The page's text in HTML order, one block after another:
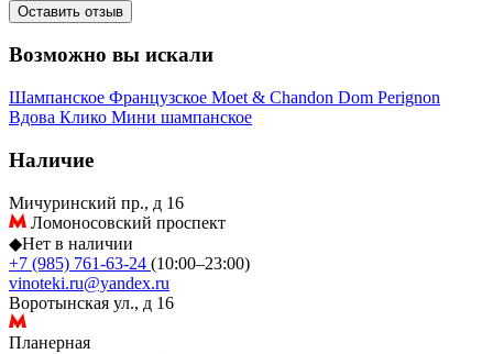
Оставить отзыв
Возможно вы искали
Шампанское Французское Moet & Chandon Dom Perignon
Вдова Клико Мини шампанское
Наличие
Мичуринский пр., д 16
Ломоносовский проспект
◆Нет в наличии
+7 (985) 761-63-24 (10:00–23:00)
vinoteki.ru@yandex.ru
Воротынская ул., д 16
Планерная